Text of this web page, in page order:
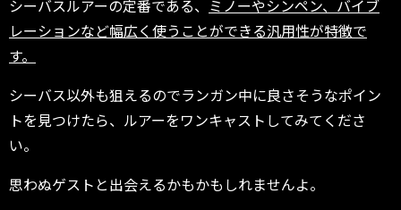
シーバスルアーの定番である、 ミノーやシンペン、バイブ
レーションなど幅広く使うことができる汎用性が特徴で
す。
シーバス以外も狙えるのでランガン中に良さそうなポイン
トを見つけたら、ルアーをワンキャストしてみてくださ
い。
思わぬゲストと出会えるかもかもしれませんよ。